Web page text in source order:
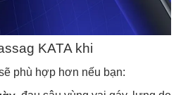
KATA khi
phù hợp hơn nếu bạn: